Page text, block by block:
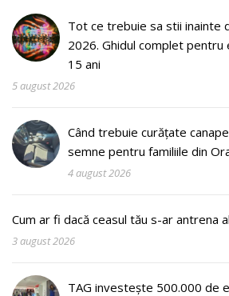
Tot ce trebuie sa stii inainte
2026. Ghidul complet pentru
15 ani
5 august 2026
Când trebuie curățate
semne pentru familiile din
4 august 2026
Cum ar fi dacă ceasul tău s-ar antrena
3 august 2026
TAG investește 500.000 de